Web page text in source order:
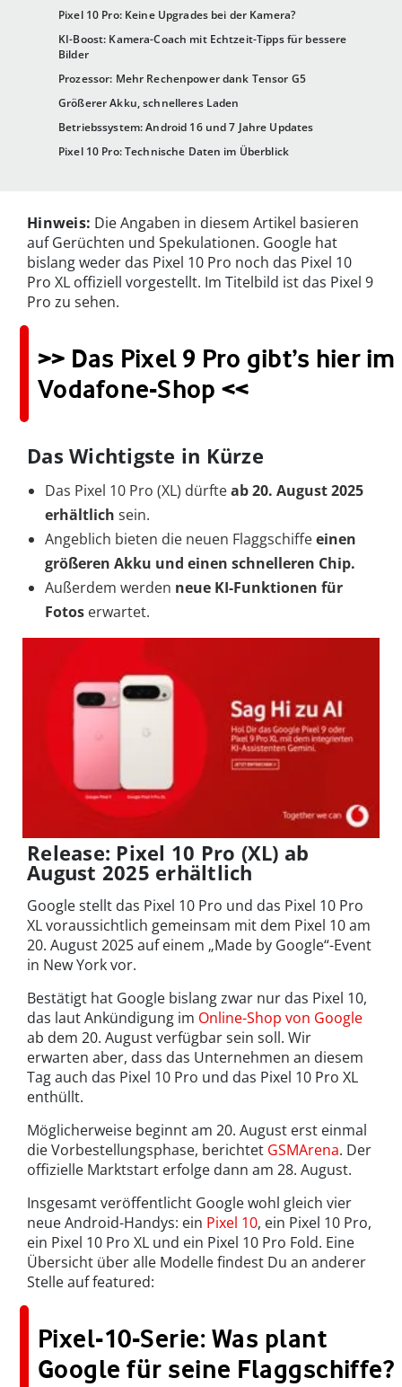
Pixel 10 Pro: Keine Upgrades bei der Kamera?
KI-Boost: Kamera-Coach mit Echtzeit-Tipps für bessere
Bilder
Prozessor: Mehr Rechenpower dank Tensor G5
Größerer Akku, schnelleres Laden
Betriebssystem: Android 16 und 7 Jahre Updates
Pixel 10 Pro: Technische Daten im Überblick
Hinweis: Die Angaben in diesem Artikel basieren
auf Gerüchten und Spekulationen. Google hat
bislang weder das Pixel 10 Pro noch das Pixel 10
Pro XL offiziell vorgestellt. Im Titelbild ist das Pixel 9
Pro zu sehen.
>> Das Pixel 9 Pro gibt’s hier im
Vodafone-Shop <<
Das Wichtigste in Kürze
Das Pixel 10 Pro (XL) dürfteab 20. August 2025
erhältlich sein.
Angeblich bieten die neuen Flaggschiffeeinen
größeren Akku und einen schnelleren Chip.
Außerdem werden neue KI-Funktionen für
Fotos erwartet.
Release: Pixel 10 Pro (XL) ab
August 2025 erhältlich
Google stellt das Pixel 10 Pro und das Pixel 10 Pro
XL voraussichtlich gemeinsam mit dem Pixel 10 am
20. August 2025 auf einem „Made by Google“-Event
in New York vor.
Bestätigt hat Google bislang zwar nur das Pixel 10,
das laut Ankündigung im Online-Shop von Google
ab dem 20. August verfügbar sein soll. Wir
erwarten aber, dass das Unternehmen an diesem
Tag auch das Pixel 10 Pro und das Pixel 10 Pro XL
enthüllt.
Möglicherweise beginnt am 20. August erst einmal
die Vorbestellungsphase, berichtet GSMArena. Der
offizielle Marktstart erfolge dann am 28. August.
Insgesamt veröffentlicht Google wohl gleich vier
neue Android-Handys: ein Pixel 10, ein Pixel 10 Pro,
ein Pixel 10 Pro XL und ein Pixel 10 Pro Fold. Eine
Übersicht über alle Modelle findest Du an anderer
Stelle auf featured:
Pixel-10-Serie: Was plant
Google für seine Flaggschiffe?